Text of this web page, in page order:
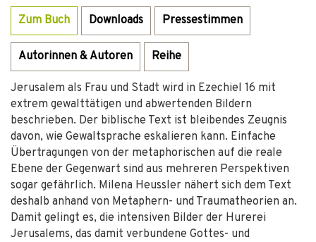
Zum Buch Downloads Pressestimmen
Autorinnen & Autoren Reihe
Jerusalem als Frau und Stadt wird in Ezechiel 16 mit
extrem gewalttätigen und abwertenden Bildern
beschrieben. Der biblische Text ist bleibendes Zeugnis
davon, wie Gewaltsprache eskalieren kann. Einfache
Übertragungen von der metaphorischen auf die reale
Ebene der Gegenwart sind aus mehreren Perspektiven
sogar gefährlich. Milena Heussler nähert sich dem Text
deshalb anhand von Metaphern- und Traumatheorien an.
Damit gelingt es, die intensiven Bilder der Hurerei
Jerusalems, das damit verbundene Gottes- und